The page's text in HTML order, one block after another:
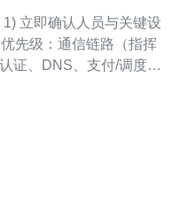
立即确认人员与关键设
先级：通信链路（指挥
证、DNS、支付/调度）
组（含IT、网络、法